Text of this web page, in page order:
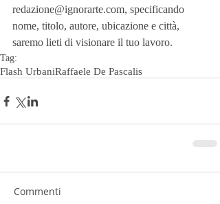
redazione@ignorarte.com, specificando
nome, titolo, autore, ubicazione e città,
saremo lieti di visionare il tuo lavoro.
Tag:
Flash UrbaniRaffaele De Pascalis
Commenti